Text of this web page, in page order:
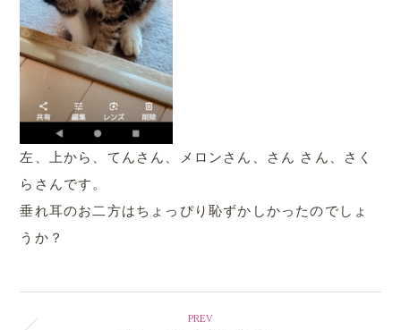
左、上から、てんさん、メロンさん、さん さん、さく
らさんです。
垂れ耳のお二方はちょっぴり恥ずかしかったのでしょ
うか？
PREV